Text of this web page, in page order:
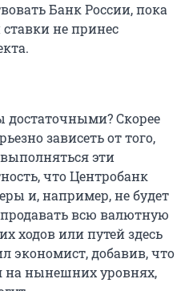
Банк России, пока
не принес
достаточными? Скорее
зависеть от того,
эти
что Центробанк
и, например, не будет
всю валютную
ходов или путей здесь
экономист, добавив, что
на нынешних уровнях,